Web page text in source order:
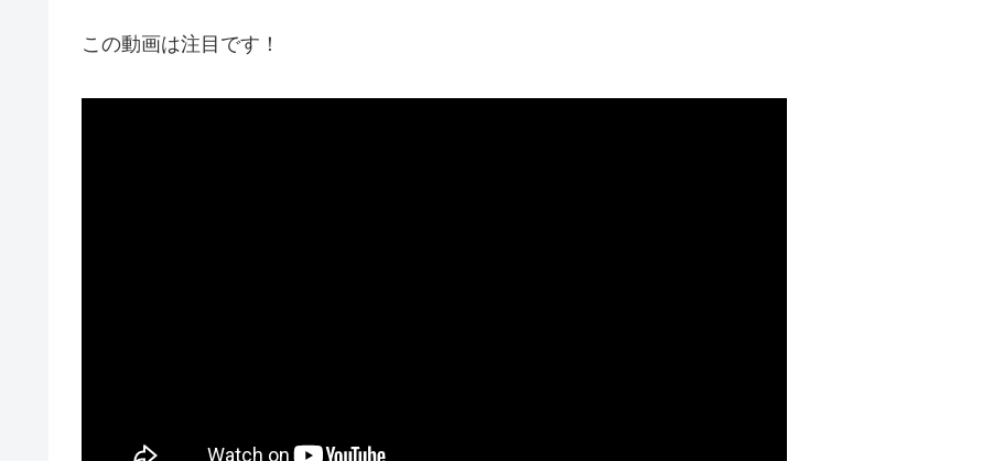
この動画は注目です！